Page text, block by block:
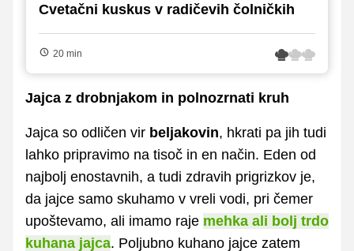
Cvetačni kuskus v radičevih čolničkih
20 min
Jajca z drobnjakom in polnozrnati kruh
Jajca so odličen vir beljakovin, hkrati pa jih tudi
lahko pripravimo na tisoč in en način. Eden od
najbolj enostavnih, a tudi zdravih prigrizkov je,
da jajce samo skuhamo v vreli vodi, pri čemer
upoštevamo, ali imamo raje mehka ali bolj trdo
kuhana jajca. Poljubno kuhano jajce zatem